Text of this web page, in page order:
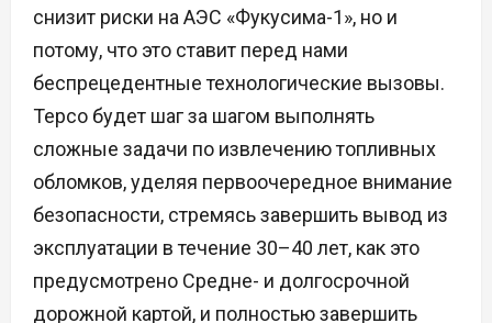
снизит риски на АЭС «Фукусима-1», но и
потому, что это ставит перед нами
беспрецедентные технологические вызовы.
Tepco будет шаг за шагом выполнять
сложные задачи по извлечению топливных
обломков, уделяя первоочередное внимание
безопасности, стремясь завершить вывод из
эксплуатации в течение 30–40 лет, как это
предусмотрено Средне- и долгосрочной
дорожной картой, и полностью завершить